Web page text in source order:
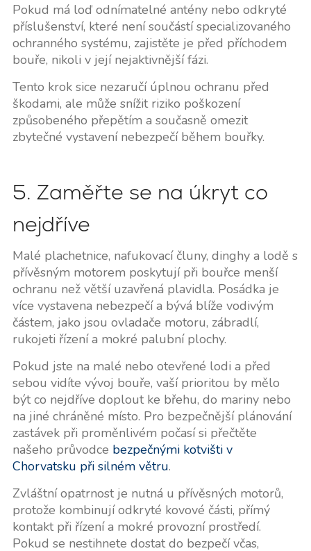
Pokud má loď odnímatelné antény nebo odkryté
příslušenství, které není součástí specializovaného
ochranného systému, zajistěte je před příchodem
bouře, nikoli v její nejaktivnější fázi.
Tento krok sice nezaručí úplnou ochranu před
škodami, ale může snížit riziko poškození
způsobeného přepětím a současně omezit
zbytečné vystavení nebezpečí během bouřky.
5. Zaměřte se na úkryt co
nejdříve
Malé plachetnice, nafukovací čluny, dinghy a lodě s
přívěsným motorem poskytují při bouřce menší
ochranu než větší uzavřená plavidla. Posádka je
více vystavena nebezpečí a bývá blíže vodivým
částem, jako jsou ovladače motoru, zábradlí,
rukojeti řízení a mokré palubní plochy.
Pokud jste na malé nebo otevřené lodi a před
sebou vidíte vývoj bouře, vaší prioritou by mělo
být co nejdříve doplout ke břehu, do mariny nebo
na jiné chráněné místo. Pro bezpečnější plánování
zastávek při proměnlivém počasí si přečtěte
našeho průvodce bezpečnými kotvišti v
Chorvatsku při silném větru.
Zvláštní opatrnost je nutná u přívěsných motorů,
protože kombinují odkryté kovové části, přímý
kontakt při řízení a mokré provozní prostředí.
Pokud se nestihnete dostat do bezpečí včas,